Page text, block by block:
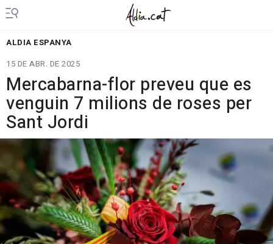
ALDIA ESPANYA
15 DE ABR. DE 2025
Mercabarna-flor preveu que es
venguin 7 milions de roses per
Sant Jordi